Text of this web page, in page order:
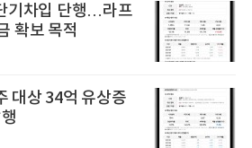
기차입 단행…라프
확보 목적
대상 34억 유상증